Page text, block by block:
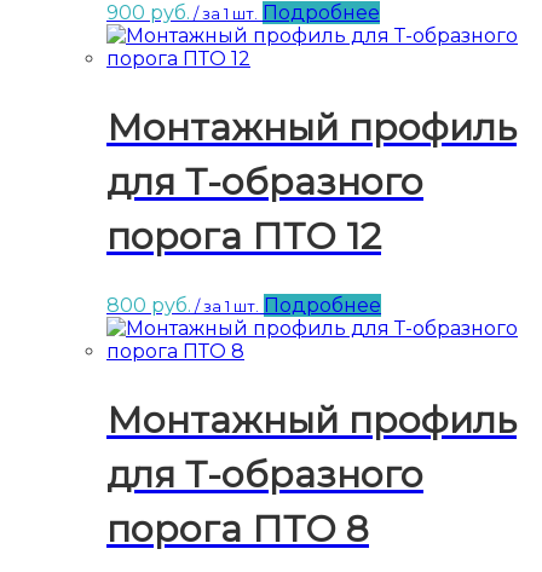
900 руб. / за 1 шт. Подробнее
Монтажный профиль
для Т-образного
порога ПТО 12
800 руб. / за 1 шт. Подробнее
Монтажный профиль
для Т-образного
порога ПТО 8